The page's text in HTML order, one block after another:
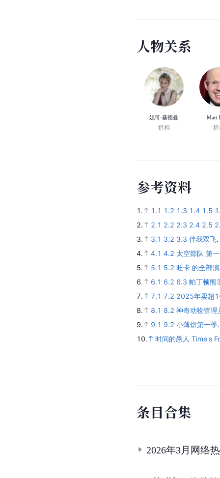
人物关系
妮可·基德曼
搭档
Matt
参考资料
1. 1.1 1.2 1.3 1.4 1.5
2.
2.1 2.2 2.3 2.4 2.5
3.
3.1 3.2 3.3 伴我双飞.
4.
4.1 4.2 太空部队 第
5.
5.1 5.2 旺卡 的全部
6.
6.1 6.2 6.3 帕丁顿熊
7.
7.1 7.2 2025年卖超1
8.
8.1 8.2 神奇动物管理
9.
9.1 9.2 小薄饼第一季
10.
时间的愚人 Time's
条目合集
2026年3月网络